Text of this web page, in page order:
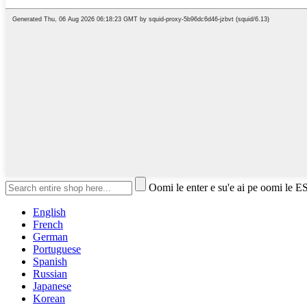
Oomi le enter e su'e ai pe oomi le
English
French
German
Portuguese
Spanish
Russian
Japanese
Korean